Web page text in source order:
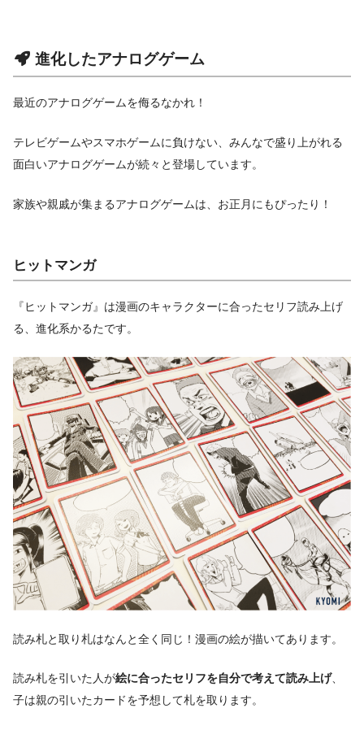
進化したアナログゲーム
最近のアナログゲームを侮るなかれ！
テレビゲームやスマホゲームに負けない、みんなで盛り上がれる
面白いアナログゲームが続々と登場しています。
家族や親戚が集まるアナログゲームは、お正月にもぴったり！
ヒットマンガ
『ヒットマンガ』は漫画のキャラクターに合ったセリフ読み上げ
る、進化系かるたです。
読み札と取り札はなんと全く同じ！漫画の絵が描いてあります。
読み札を引いた人が絵に合ったセリフを自分で考えて読み上げ、
子は親の引いたカードを予想して札を取ります。